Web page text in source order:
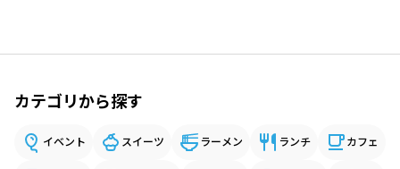
カテゴリから探す
イベント スイーツ ラーメン ランチ カフェ